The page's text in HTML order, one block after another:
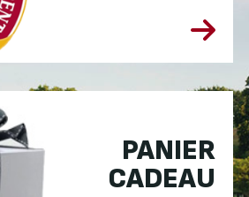
PANIER
CADEAU